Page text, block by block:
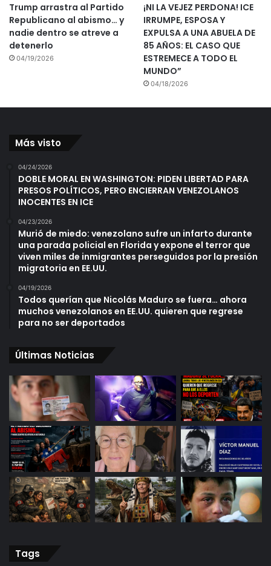
Trump arrastra al Partido
Republicano al abismo… y
nadie dentro se atreve a
detenerlo
04/19/2026
¡NI LA VEJEZ PERDONA! ICE
IRRUMPE, ESPOSA Y
EXPULSA A UNA ABUELA DE
85 AÑOS: EL CASO QUE
ESTREMECE A TODO EL
MUNDO”
04/18/2026
Más visto
04/24/2026
DOBLE MORAL EN WASHINGTON: PIDEN LIBERTAD PARA
PRESOS POLÍTICOS, PERO ENCIERRAN VENEZOLANOS
INOCENTES EN ICE
04/23/2026
Murió de miedo: venezolano sufre un infarto durante
una parada policial en Florida y expone el terror que
viven miles de inmigrantes perseguidos por la presión
migratoria en EE.UU.
04/19/2026
Todos querían que Nicolás Maduro se fuera… ahora
muchos venezolanos en EE.UU. quieren que regrese
para no ser deportados
Últimas Noticias
Tags